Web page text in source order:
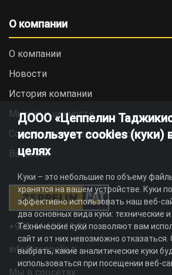
О компании
О компании
Новости
История компании
Миссия и ценности
Социальная ответственность
Вакансии
+992 44 625 11 22
info@zeppelin.tj
Мы в соцсетях:
ДООО «Цеппелин
использует cookies (куки)
целях
Куки – это небольшие по объему
хранятся на вашем устройстве. Куки
эффективно использовать наш веб-
два основных вида куки: технические
Технические куки позволяют вам
сайт и от них невозможно
выбрать, какие аналитические куки
использоваться при посещении веб-